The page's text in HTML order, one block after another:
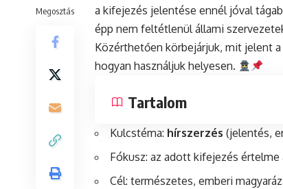
Megosztás
a kifejezés jelentése ennél jóval
épp nem feltétlenül állami
Közérthetően körbejárjuk, mit jelent
hogyan használjuk helyesen.
Tartalom
Kulcstéma: hírszerzés (jelentés,
Fókusz: az adott kifejezés
Cél: természetes, emberi